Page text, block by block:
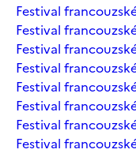
Festival
Festival
Festival
Festival
Festival
Festival
Festival
Festival